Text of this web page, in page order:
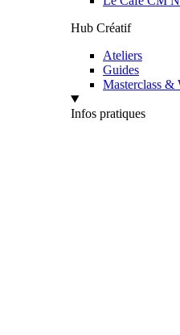
Hub Créatif
Ateliers
Guides
Masterclass &
Infos pratiques